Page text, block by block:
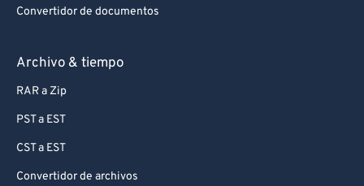
Convertidor de documentos
Archivo & tiempo
RAR a Zip
PST a EST
CST a EST
Convertidor de archivos